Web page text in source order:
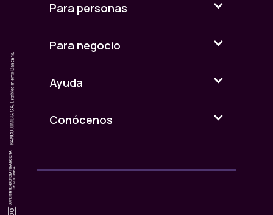
Para personas
Para negocio
Ayuda
Conócenos